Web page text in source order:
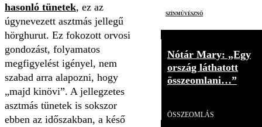
hasonló tünetek, ez az
úgynevezett asztmás jellegű
hörghurut. Ez fokozott orvosi
gondozást, folyamatos
megfigyelést igényel, nem
szabad arra alapozni, hogy
„majd kinövi”. A jellegzetes
asztmás tünetek is sokszor
ebben az időszakban, a késő
színművésznő
Nótár Mary: „Egy
ország láthatott
összeomlani…”
ÖSSZEOMLÁS